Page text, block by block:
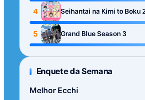
4
Seihantai na Kimi to Boku
Season
5 Grand Blue Season 3
Enquete da Semana
Melhor Ecchi